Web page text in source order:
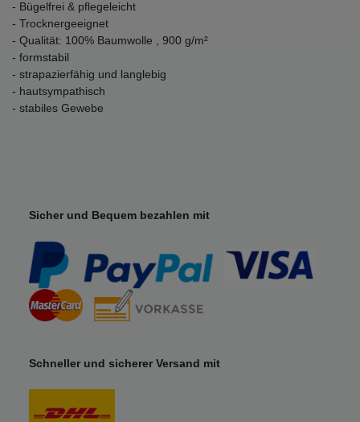
- Bügelfrei & pflegeleicht
- Trocknergeeignet
- Qualität: 100% Baumwolle , 900 g/m²
- formstabil
- strapazierfähig und langlebig
- hautsympathisch
- stabiles Gewebe
Sicher und Bequem bezahlen mit
Schneller und sicherer Versand mit